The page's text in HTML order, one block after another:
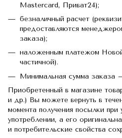
Mastercard, Приват24);
безналичный расчет
предоставляются
заказа);
наложенным платежом
частичной).
Минимальная сумма заказа
Приобретенный в магазине
и др.) Вы можете вернуть в
момента получения посылки
употреблении, а его
и потребительские свойства